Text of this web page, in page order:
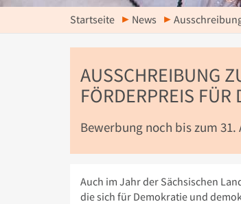
Startseite News
AUSSCHREIBUNG
FÖRDERPREIS
Bewerbung noch bis zum 31.
Auch im Jahr der Sächsischen
die sich für Demokratie und